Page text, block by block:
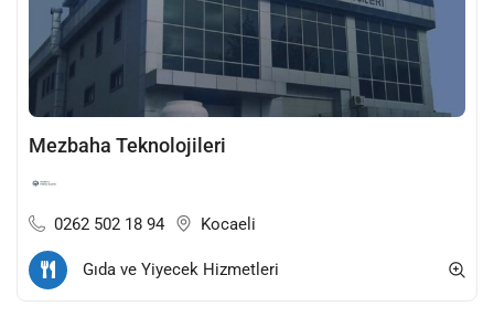
Mezbaha Teknolojileri
0262 502 18 94 Kocaeli
Gıda ve Yiyecek Hizmetleri